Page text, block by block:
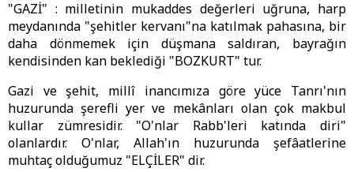
"GAZİ" : milletinin mukaddes değerleri uğruna, harp
meydanında "şehitler kervanı"na katılmak pahasına, bir
daha dönmemek için düşmana saldıran, bayrağın
kendisinden kan beklediği "BOZKURT" tur.
Gazi ve şehit, millî inancımıza göre yüce Tanrı'nın
huzurunda şerefli yer ve mekânları olan çok makbul
kullar zümresidir. "O'nlar Rabb'leri katında diri"
olanlardır. O'nlar, Allah'ın huzurunda şefâatlerine
muhtaç olduğumuz "ELÇİLER" dir.